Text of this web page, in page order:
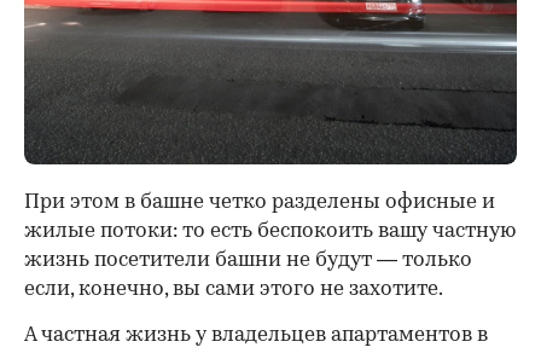
При этом в башне четко разделены офисные и
жилые потоки: то есть беспокоить вашу частную
жизнь посетители башни не будут — только
если, конечно, вы сами этого не захотите.
А частная жизнь у владельцев апартаментов в